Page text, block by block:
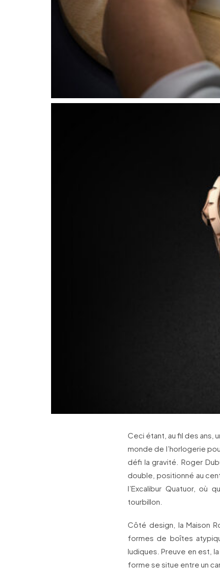
Ceci étant, au fil des ans,
monde de l’horlogerie
défi la gravité. Roger
double, positionné au
l’Excalibur Quatuor, où
tourbillon.
Côté design, la Maison
formes de boîtes
ludiques. Preuve en est,
forme se situe entre un